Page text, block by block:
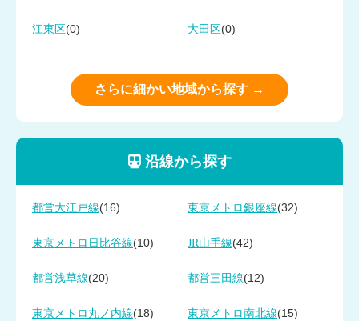
江東区 (0) 大田区 (0)
さらに細かい地域から探す →
沿線から探す
都営大江戸線(16) 東京メトロ銀座線(32)
東京メトロ日比谷線(10) JR山手線(42)
都営浅草線(20) 都営三田線(12)
東京メトロ丸ノ内線(18) 東京メトロ南北線(15)